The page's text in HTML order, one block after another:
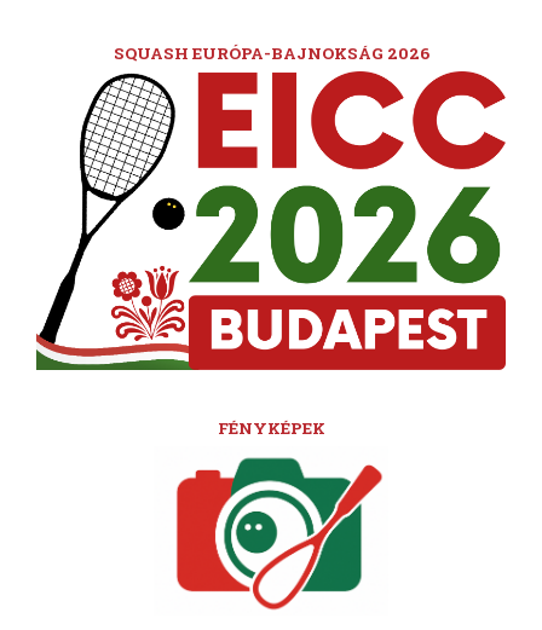
SQUASH EURÓPA-BAJNOKSÁG 2026
FÉNYKÉPEK